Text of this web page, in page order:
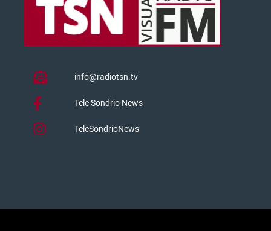
info@radiotsn.tv
Tele Sondrio News
TeleSondrioNews